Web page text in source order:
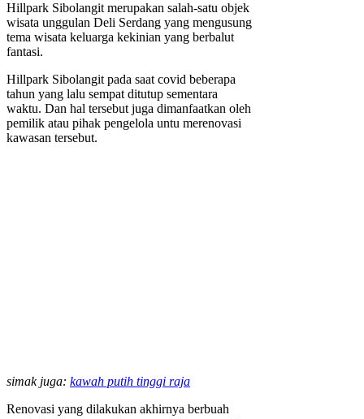
Hillpark Sibolangit merupakan salah-satu objek
wisata unggulan Deli Serdang yang mengusung
tema wisata keluarga kekinian yang berbalut
fantasi.
Hillpark Sibolangit pada saat covid beberapa
tahun yang lalu sempat ditutup sementara
waktu. Dan hal tersebut juga dimanfaatkan oleh
pemilik atau pihak pengelola untu merenovasi
kawasan tersebut.
simak juga: kawah putih tinggi raja
Renovasi yang dilakukan akhirnya berbuah